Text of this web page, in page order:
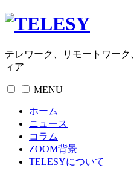
テレワーク、リモートワー
ィア
MENU
ホーム
ニュース
コラム
ZOOM背景
TELESYについて